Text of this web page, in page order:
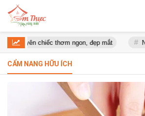
chiếc thơm ngon, đẹp mắt Nấu
CẨM NANG HỮU ÍCH